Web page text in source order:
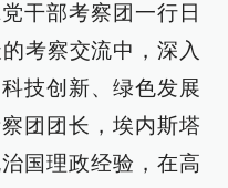
干部考察团一行日
考察交流中，深入
技创新、绿色发展
团团长，埃内斯塔
国理政经验，在高